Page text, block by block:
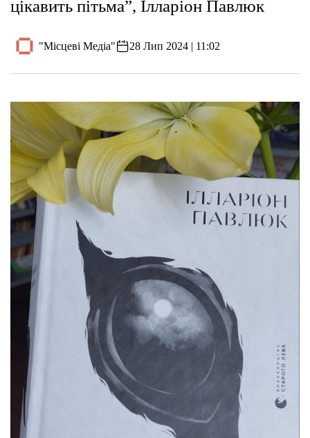
цікавить пітьма”, Ілларіон Павлюк
"Місцеві Медіа" 28 Лип 2024 | 11:02